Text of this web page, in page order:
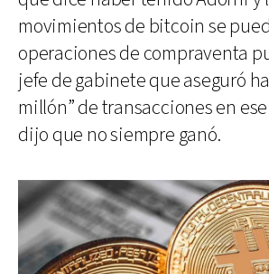
movimientos de bitcoin se
operaciones de compraventa
jefe de gabinete que aseguró
millón” de transacciones en
dijo que no siempre ganó.